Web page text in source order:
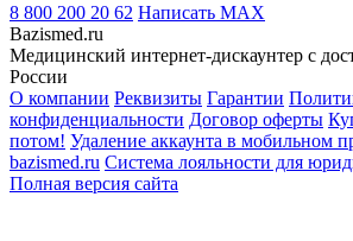
8 800 200 20 62 Написать MAX
Bazismed.ru
Медицинский интернет-дискаунтер с
России
О компании Реквизиты Гарантии
конфиденциальности Договор оферты
потом! Удаление аккаунта в мобильном
bazismed.ru Система лояльности для
Полная версия сайта